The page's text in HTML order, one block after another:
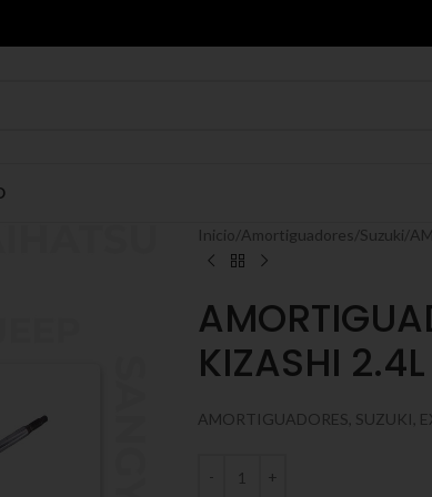
Inicio Amortiguadores Suzuki
KIZASHI
AMORTIGUADORES, SUZUKI,